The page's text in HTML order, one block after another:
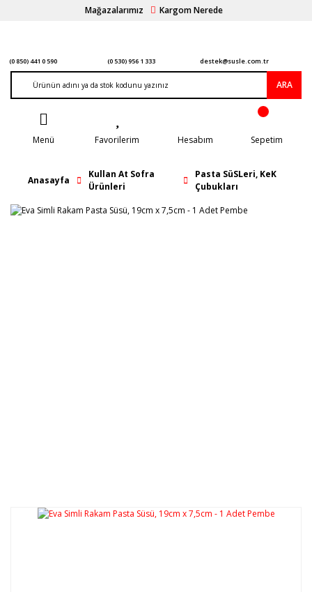
Mağazalarımız Kargom Nerede
(0 850) 441 0 590 (0 530) 956 1 333 destek@susle.com.tr
ARA
Menü Favorilerim Hesabım Sepetim
Anasayfa
Kullan At Sofra
Ürünleri
Pasta SüSLeri, KeK
Çubukları